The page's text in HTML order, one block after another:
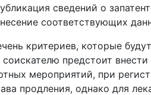
сведений о
соответствующих
критериев, которые
предстоит
мероприятий, при
продления, однако для